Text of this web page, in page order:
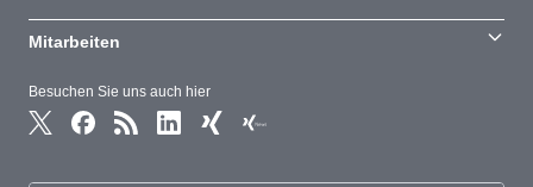
Besuchen Sie uns auch hier
Mitarbeiten